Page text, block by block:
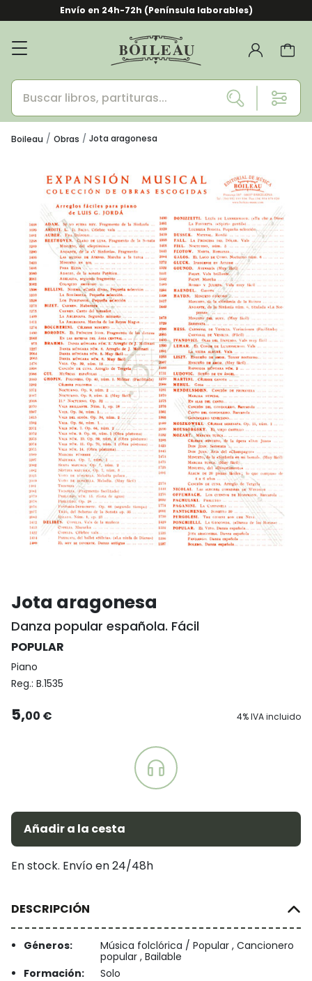
Envío en 24h-72h (Península laborables)
Boileau Obras Jota aragonesa
Jota aragonesa
Danza popular española. Fácil
POPULAR
Piano
Reg.: B.1535
5,00 € 4% IVA incluido
Añadir a la cesta
En stock. Envío en 24/48h
DESCRIPCIÓN
Géneros:
Música folclórica / Popular , Cancionero
popular , Bailable
Formación:
Solo